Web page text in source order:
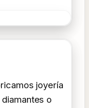
joyería
o